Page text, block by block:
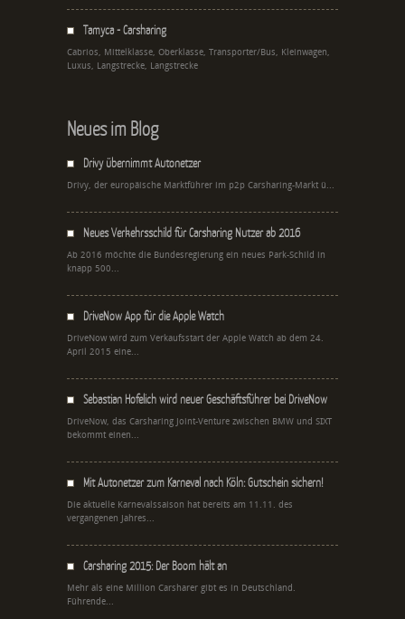
Tamyca - Carsharing
Cabrios, Mittelklasse, Oberklasse, Transporter/Bus, Kleinwagen,
Luxus, Langstrecke, Langstrecke
Neues im Blog
Drivy übernimmt Autonetzer
Drivy, der europäische Marktführer im p2p Carsharing-Markt ü...
Neues Verkehrsschild für Carsharing Nutzer ab 2016
Ab 2016 möchte die Bundesregierung ein neues Park-Schild in
knapp 500...
DriveNow App für die Apple Watch
DriveNow wird zum Verkaufsstart der Apple Watch ab dem 24.
April 2015 eine...
Sebastian Hofelich wird neuer Geschäftsführer bei DriveNow
DriveNow, das Carsharing Joint-Venture zwischen BMW und SIXT
bekommt einen...
Mit Autonetzer zum Karneval nach Köln: Gutschein sichern!
Die aktuelle Karnevalssaison hat bereits am 11.11. des
vergangenen Jahres...
Carsharing 2015: Der Boom hält an
Mehr als eine Million Carsharer gibt es in Deutschland.
Führende...